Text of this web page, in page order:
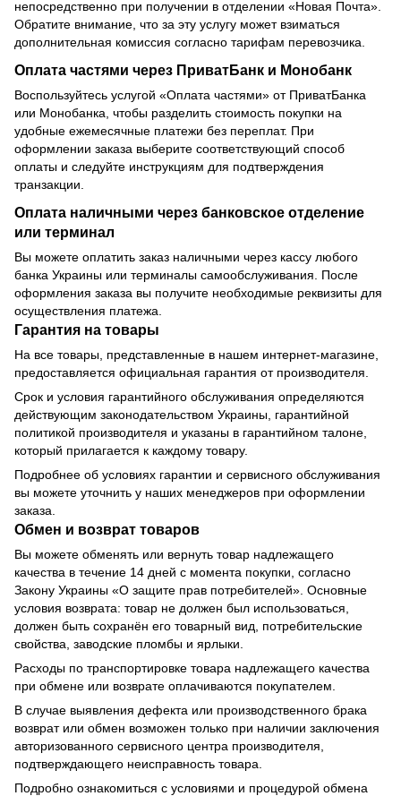
непосредственно при получении в отделении «Новая Почта».
Обратите внимание, что за эту услугу может взиматься
дополнительная комиссия согласно тарифам перевозчика.
Оплата частями через ПриватБанк и Монобанк
Воспользуйтесь услугой «Оплата частями» от ПриватБанка
или Монобанка, чтобы разделить стоимость покупки на
удобные ежемесячные платежи без переплат. При
оформлении заказа выберите соответствующий способ
оплаты и следуйте инструкциям для подтверждения
транзакции.
Оплата наличными через банковское отделение
или терминал
Вы можете оплатить заказ наличными через кассу любого
банка Украины или терминалы самообслуживания. После
оформления заказа вы получите необходимые реквизиты для
осуществления платежа.
Гарантия на товары
На все товары, представленные в нашем интернет-магазине,
предоставляется официальная гарантия от производителя.
Срок и условия гарантийного обслуживания определяются
действующим законодательством Украины, гарантийной
политикой производителя и указаны в гарантийном талоне,
который прилагается к каждому товару.
Подробнее об условиях гарантии и сервисного обслуживания
вы можете уточнить у наших менеджеров при оформлении
заказа.
Обмен и возврат товаров
Вы можете обменять или вернуть товар надлежащего
качества в течение 14 дней с момента покупки, согласно
Закону Украины «О защите прав потребителей». Основные
условия возврата: товар не должен был использоваться,
должен быть сохранён его товарный вид, потребительские
свойства, заводские пломбы и ярлыки.
Расходы по транспортировке товара надлежащего качества
при обмене или возврате оплачиваются покупателем.
В случае выявления дефекта или производственного брака
возврат или обмен возможен только при наличии заключения
авторизованного сервисного центра производителя,
подтверждающего неисправность товара.
Подробно ознакомиться с условиями и процедурой обмена